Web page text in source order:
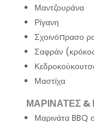
Μαντζουράνα
Ρίγανη
Σχοινόπρασο
Σαφράν
Μαστίχα
ΜΑΡΙΝΑΤΕΣ
Μαρινάτα BBQ